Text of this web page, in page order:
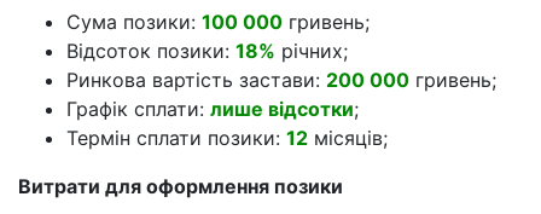
Сума позики: 100 000 гривень;
Відсоток позики: 18% річних;
Ринкова вартість застави: 200 000 гривень;
Графік сплати: лише відсотки;
Термін сплати позики: 12 місяців;
Витрати для оформлення позики